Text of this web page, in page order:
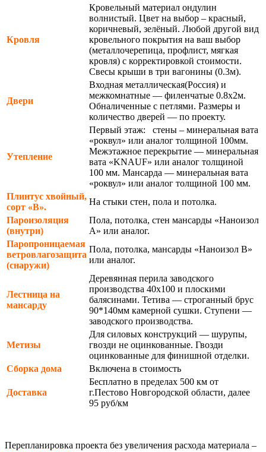
Кровля
Кровельный материал ондулин
волнистый. Цвет на выбор – красный,
коричневый, зелёный. Любой другой вид
кровельного покрытия на ваш выбор
(металлочерепица, профлист, мягкая
кровля) с корректировкой стоимости.
Свесы крыши в три вагонины (0.3м).
Двери
Входная металлическая(Россия) и
межкомнатные — филенчатые 0.8х2м.
Обналиченные с петлями. Размеры и
количество дверей — по проекту.
Утепление
Первый этаж: стены – минеральная вата
«роквул» или аналог толщиной 100мм.
Межэтажное перекрытие — минеральная
вата «KNAUF» или аналог толщиной
100 мм. Мансарда — минеральная вата
«роквул» или аналог толщиной 100 мм.
Плинтус хвойный,
сорт «В».
На стыки стен, пола и потолка.
Пароизоляция
(внутри)
Пола, потолка, стен мансарды «Наноизол
А» или аналог.
Паропроницаемая
ветровлагозащита
(снаружи)
Пола, потолка, мансарды «Наноизол В»
или аналог.
Лестница на
мансарду
Деревянная перила заводского
производства 40х100 и плоскими
балясинами. Тетива — строганный брус
90*140мм камерной сушки. Ступени —
заводского производства.
Метизы
Для силовых конструкций — шурупы,
гвозди не оцинкованные. Гвозди
оцинкованные для финишной отделки.
Сборка дома
Включена в стоимость
Доставка
Бесплатно в пределах 500 км от
г.Пестово Новгородской области, далее
95 руб/км
Перепланировка проекта без увеличения расхода материала –